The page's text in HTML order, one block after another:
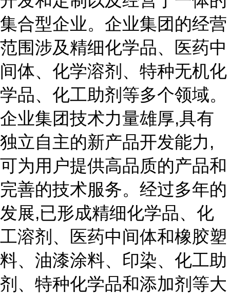
集合型企业。企业集团的经营
范围涉及精细化学品、医药中
间体、化学溶剂、特种无机化
学品、化工助剂等多个领域。
企业集团技术力量雄厚,具有
独立自主的新产品开发能力,
可为用户提供高品质的产品和
完善的技术服务。经过多年的
发展,已形成精细化学品、化
工溶剂、医药中间体和橡胶塑
料、油漆涂料、印染、化工助
剂、特种化学品和添加剂等大